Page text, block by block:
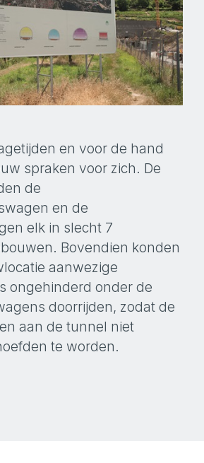
en voor de hand
spraken voor zich. De
de
en de
elk in slecht 7
Bovendien konden
aanwezige
ongehinderd onder de
doorrijden, zodat de
aan de tunnel niet
te worden.